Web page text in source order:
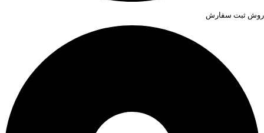
روش ثبت سفارش